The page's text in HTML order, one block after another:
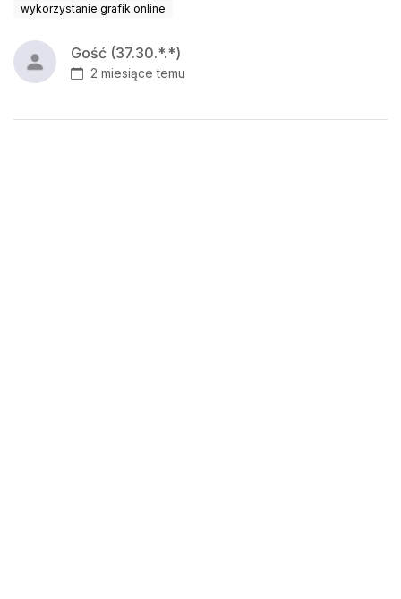
wykorzystanie grafik online
Gość (37.30.*.*)
2 miesiące temu